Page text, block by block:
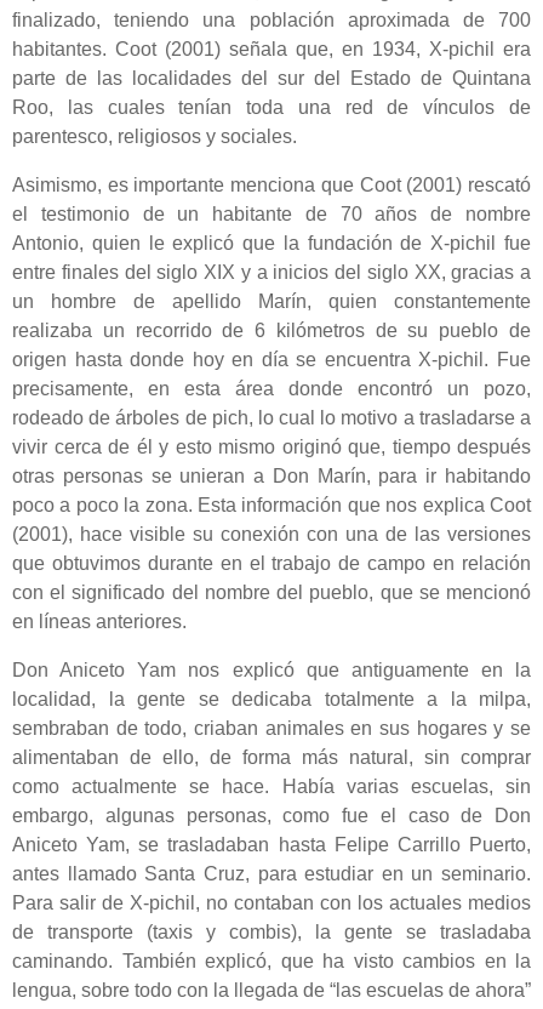
finalizado, teniendo una población aproximada de 700
habitantes. Coot (2001) señala que, en 1934, X-pichil era
parte de las localidades del sur del Estado de Quintana
Roo, las cuales tenían toda una red de vínculos de
parentesco, religiosos y sociales.
Asimismo, es importante menciona que Coot (2001) rescató
el testimonio de un habitante de 70 años de nombre
Antonio, quien le explicó que la fundación de X-pichil fue
entre finales del siglo XIX y a inicios del siglo XX, gracias a
un hombre de apellido Marín, quien constantemente
realizaba un recorrido de 6 kilómetros de su pueblo de
origen hasta donde hoy en día se encuentra X-pichil. Fue
precisamente, en esta área donde encontró un pozo,
rodeado de árboles de pich, lo cual lo motivo a trasladarse a
vivir cerca de él y esto mismo originó que, tiempo después
otras personas se unieran a Don Marín, para ir habitando
poco a poco la zona. Esta información que nos explica Coot
(2001), hace visible su conexión con una de las versiones
que obtuvimos durante en el trabajo de campo en relación
con el significado del nombre del pueblo, que se mencionó
en líneas anteriores.
Don Aniceto Yam nos explicó que antiguamente en la
localidad, la gente se dedicaba totalmente a la milpa,
sembraban de todo, criaban animales en sus hogares y se
alimentaban de ello, de forma más natural, sin comprar
como actualmente se hace. Había varias escuelas, sin
embargo, algunas personas, como fue el caso de Don
Aniceto Yam, se trasladaban hasta Felipe Carrillo Puerto,
antes llamado Santa Cruz, para estudiar en un seminario.
Para salir de X-pichil, no contaban con los actuales medios
de transporte (taxis y combis), la gente se trasladaba
caminando. También explicó, que ha visto cambios en la
lengua, sobre todo con la llegada de “las escuelas de ahora”